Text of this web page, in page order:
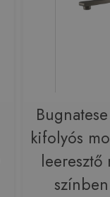
kifolyós